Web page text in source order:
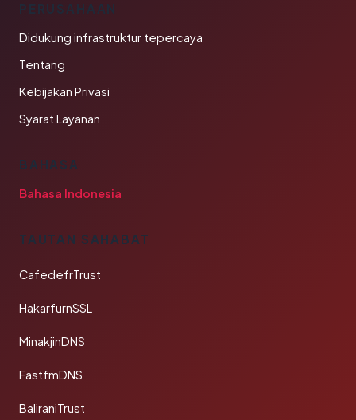
PERUSAHAAN
Didukung infrastruktur tepercaya
Tentang
Kebijakan Privasi
Syarat Layanan
BAHASA
Bahasa Indonesia
TAUTAN SAHABAT
CafedefrTrust
HakarfurnSSL
MinakjinDNS
FastfmDNS
BaliraniTrust